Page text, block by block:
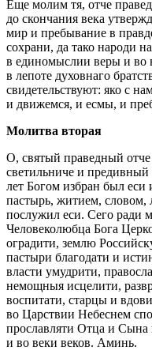
Еще молим тя, отче
до скончания века
мир и пребывание в
сохрани, да тако народи
в единомыслии веры и во
в лепоте духовнаго
свидетельствуют: яко с
и движемся, и есмы, и
Молитва вторая
О, святый праведный
светильниче и
лет Богом избран был
пастырь, житием,
послужил еси. Сего ради
Человеколюбца Бога
оградити, землю
пастыри благодати и
власти умудрити,
немощныя исцелити,
воспитати, старцы и
во Царствии Небеснем
прославляти Отца и
и во веки веков. Аминь.